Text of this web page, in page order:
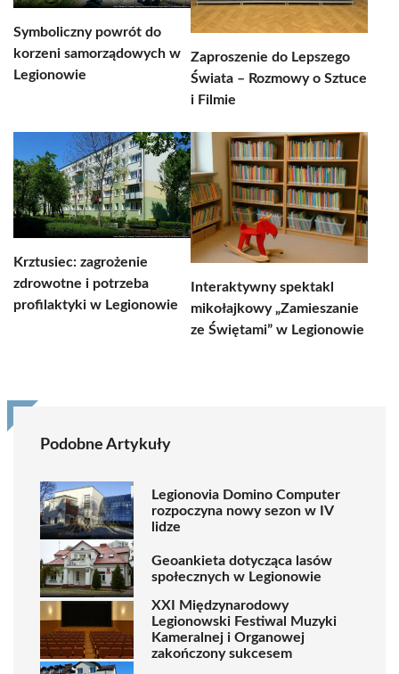
Symboliczny powrót do
korzeni samorządowych w
Legionowie
Zaproszenie do Lepszego
Świata – Rozmowy o Sztuce
i Filmie
Krztusiec: zagrożenie
zdrowotne i potrzeba
profilaktyki w Legionowie
Interaktywny spektakl
mikołajkowy „Zamieszanie
ze Świętami” w Legionowie
Podobne Artykuły
Legionovia Domino Computer
rozpoczyna nowy sezon w IV
lidze
Geoankieta dotycząca lasów
społecznych w Legionowie
XXI Międzynarodowy
Legionowski Festiwal Muzyki
Kameralnej i Organowej
zakończony sukcesem